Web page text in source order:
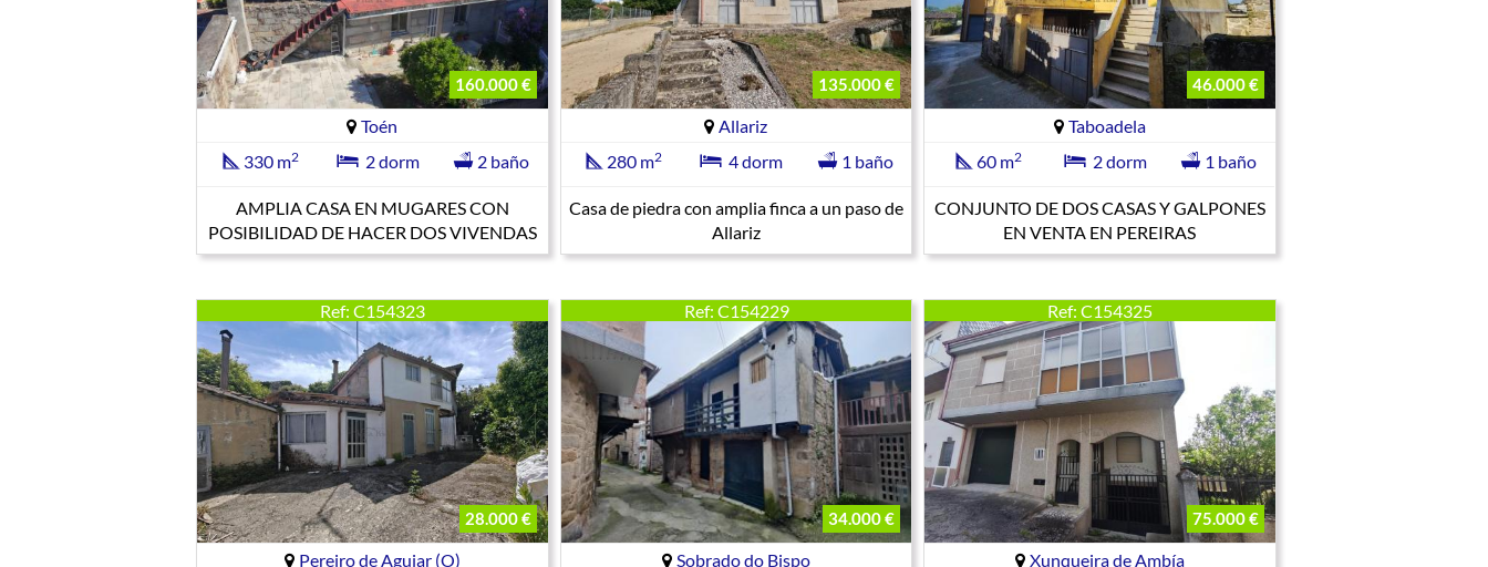
160.000 €
Toén
330 m2 2 dorm 2 baño
AMPLIA CASA EN MUGARES CON
POSIBILIDAD DE HACER DOS VIVENDAS
135.000 €
Allariz
280 m2 4 dorm 1 baño
Casa de piedra con amplia finca a un paso de
Allariz
46.000 €
Taboadela
60 m2 2 dorm 1 baño
CONJUNTO DE DOS CASAS Y GALPONES
EN VENTA EN PEREIRAS
Ref: C154323
28.000 €
Pereiro de Aguiar (O)
Ref: C154229
34.000 €
Sobrado do Bispo
Ref: C154325
75.000 €
Xunqueira de Ambía